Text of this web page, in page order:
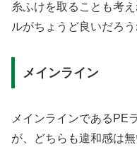
糸ふけを取ることも考
ルがちょうど良いだろう
メインライン
メインラインであるPE
が、どちらも違和感は無